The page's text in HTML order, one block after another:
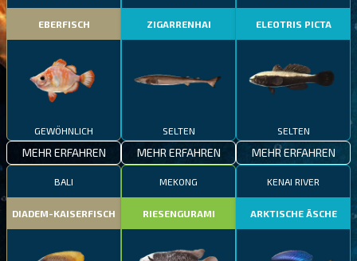
EBERFISCH
GEWÖHNLICH
MEHR ERFAHREN
ZIGARRENHAI
SELTEN
MEHR ERFAHREN
ELEOTRIS PICTA
SELTEN
MEHR ERFAHREN
BALI
DIADEM-KAISERFISCH
MEKONG
RIESENGURAMI
KENAI RIVER
ARKTISCHE ÄSCHE